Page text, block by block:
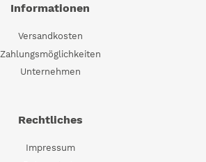
Informationen
Versandkosten
Zahlungsmöglichkeiten
Unternehmen
Rechtliches
Impressum